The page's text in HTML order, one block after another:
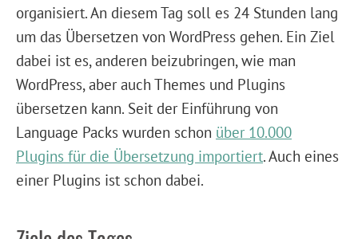
organisiert. An diesem Tag soll es 24 Stunden lang
um das Übersetzen von WordPress gehen. Ein Ziel
dabei ist es, anderen beizubringen, wie man
WordPress, aber auch Themes und Plugins
übersetzen kann. Seit der Einführung von
Language Packs wurden schon über 10.000
Plugins für die Übersetzung importiert. Auch eines
einer Plugins ist schon dabei.